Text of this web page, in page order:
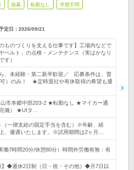
急募 転勤なし 学歴不問
定日： 2026/09/21
ものづくりを支える仕事です】工場内などで
ベルト」の点検・メンテナンス（実はかなり
す）
、未経験・第二新卒歓迎／ 応募条件は、普
可）のみ！ ★定時退社や有休取得の希望も通
山市本郷中部203-2 ★転勤なし ★マイカー通
備） ★UIタ…
（一律支給の固定手当を含む）※年齢、経
、優遇いたします。※試用期間は2ヶ月…
働7時間20分/休憩80分）時間外労働有無：有
】◆週休2日制（日・祝・その他）◆月7日以